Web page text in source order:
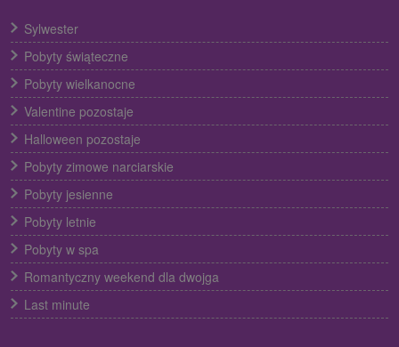
Sylwester
Pobyty świąteczne
Pobyty wielkanocne
Valentine pozostaje
Halloween pozostaje
Pobyty zimowe narciarskie
Pobyty jesienne
Pobyty letnie
Pobyty w spa
Romantyczny weekend dla dwojga
Last minute